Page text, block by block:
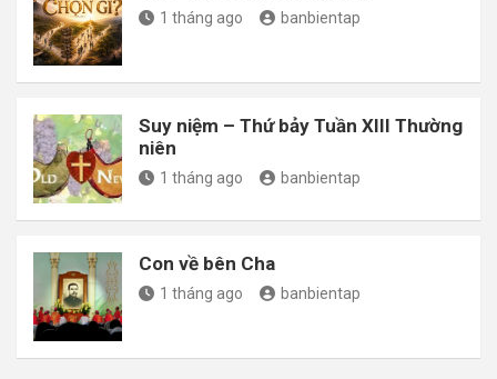
1 tháng ago banbientap
Suy niệm – Thứ bảy Tuần XIII Thường
niên
1 tháng ago banbientap
Con về bên Cha
1 tháng ago banbientap